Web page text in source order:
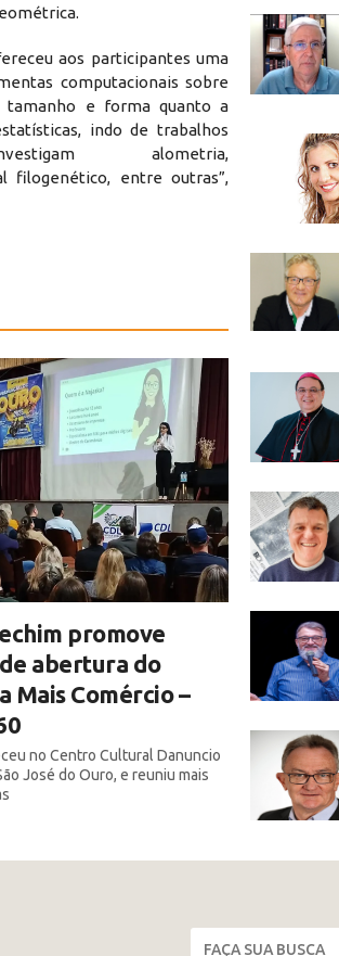
aos participantes uma
computacionais sobre
tamanho e forma quanto a
indo de trabalhos
alometria,
filogenético, entre outras”,
promove
abertura do
Mais Comércio –
no Centro Cultural Danuncio
José do Ouro, e reuniu mais